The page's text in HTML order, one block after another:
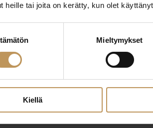
heille tai joita on kerätty, kun olet
Mieltymykset
Kiellä
Ota
valokuvaaja